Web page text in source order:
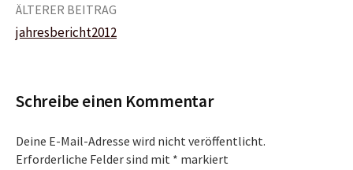
Beitrags-
ÄLTERER BEITRAG
jahresbericht2012
Schreibe einen Kommentar
Deine E-Mail-Adresse wird nicht veröffentlicht.
Erforderliche Felder sind mit * markiert